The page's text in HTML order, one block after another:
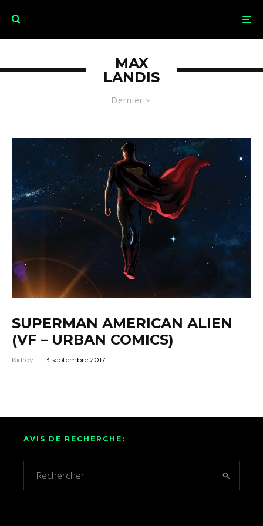
Dernier
MAX
LANDIS
SUPERMAN AMERICAN ALIEN
(VF – URBAN COMICS)
Kidroy · 13 septembre 2017
AVIS DE RECHERCHE: